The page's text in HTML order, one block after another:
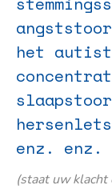
het
enz. enz.
(staat uw